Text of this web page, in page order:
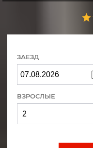
ЗАЕЗД
ВЗРОСЛЫЕ